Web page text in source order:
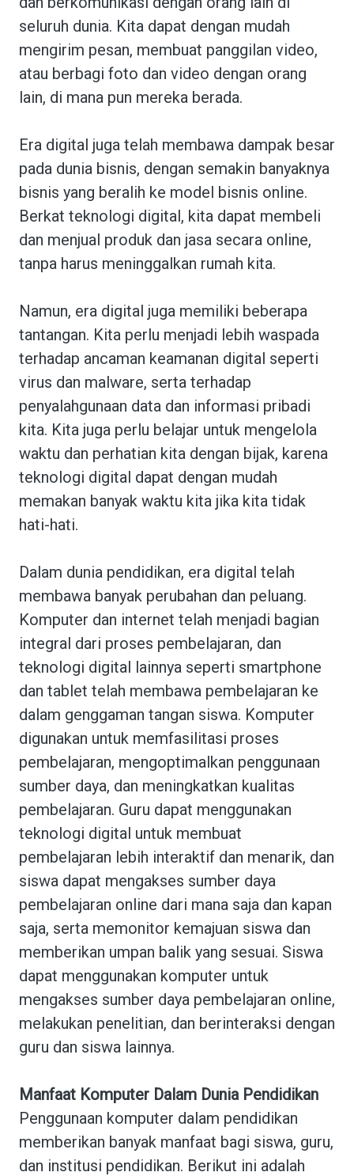
seluruh dunia. Kita dapat dengan mudah
mengirim pesan, membuat panggilan video,
atau berbagi foto dan video dengan orang
lain, di mana pun mereka berada.
Era digital juga telah membawa dampak besar
pada dunia bisnis, dengan semakin banyaknya
bisnis yang beralih ke model bisnis online.
Berkat teknologi digital, kita dapat membeli
dan menjual produk dan jasa secara online,
tanpa harus meninggalkan rumah kita.
Namun, era digital juga memiliki beberapa
tantangan. Kita perlu menjadi lebih waspada
terhadap ancaman keamanan digital seperti
virus dan malware, serta terhadap
penyalahgunaan data dan informasi pribadi
kita. Kita juga perlu belajar untuk mengelola
waktu dan perhatian kita dengan bijak, karena
teknologi digital dapat dengan mudah
memakan banyak waktu kita jika kita tidak
hati-hati.
Dalam dunia pendidikan, era digital telah
membawa banyak perubahan dan peluang.
Komputer dan internet telah menjadi bagian
integral dari proses pembelajaran, dan
teknologi digital lainnya seperti smartphone
dan tablet telah membawa pembelajaran ke
dalam genggaman tangan siswa. Komputer
digunakan untuk memfasilitasi proses
pembelajaran, mengoptimalkan penggunaan
sumber daya, dan meningkatkan kualitas
pembelajaran. Guru dapat menggunakan
teknologi digital untuk membuat
pembelajaran lebih interaktif dan menarik, dan
siswa dapat mengakses sumber daya
pembelajaran online dari mana saja dan kapan
saja, serta memonitor kemajuan siswa dan
memberikan umpan balik yang sesuai. Siswa
dapat menggunakan komputer untuk
mengakses sumber daya pembelajaran online,
melakukan penelitian, dan berinteraksi dengan
guru dan siswa lainnya.
Manfaat Komputer Dalam Dunia Pendidikan
Penggunaan komputer dalam pendidikan
memberikan banyak manfaat bagi siswa, guru,
dan institusi pendidikan. Berikut ini adalah